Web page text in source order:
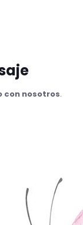
nosotros.